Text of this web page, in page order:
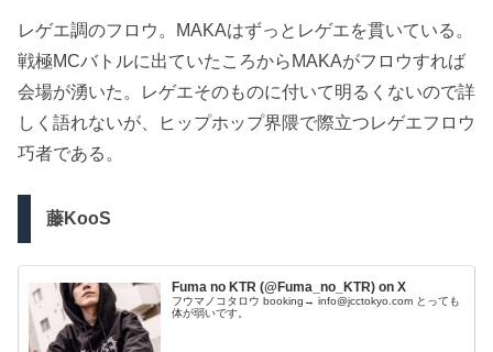
レゲエ調のフロウ。MAKAはずっとレゲエを貫いている。
戦極MCバトルに出ていたころからMAKAがフロウすれば
会場が湧いた。レゲエそのものに付いて明るくないので詳
しく語れないが、ヒップホップ界隈で際立つレゲエフロウ
巧者である。
藤KooS
Fuma no KTR (@Fuma_no_KTR) on X
フウマノコタロウ booking→ info@jcctokyo.com とっても
体が弱いです。